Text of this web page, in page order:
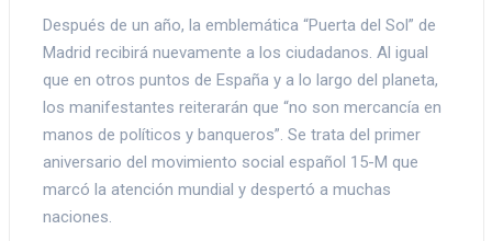
Después de un año, la emblemática “Puerta del Sol” de
Madrid recibirá nuevamente a los ciudadanos. Al igual
que en otros puntos de España y a lo largo del planeta,
los manifestantes reiterarán que “no son mercancía en
manos de políticos y banqueros”. Se trata del primer
aniversario del movimiento social español 15-M que
marcó la atención mundial y despertó a muchas
naciones.